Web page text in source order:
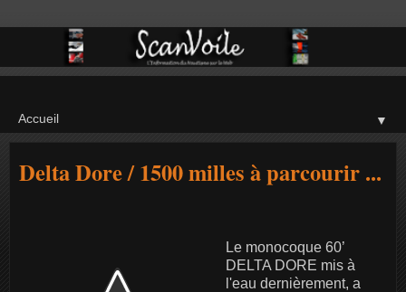
▼
Delta Dore / 1500 milles à parcourir ...
Le monocoque 60’
DELTA DORE mis à
l'eau dernièrement, a